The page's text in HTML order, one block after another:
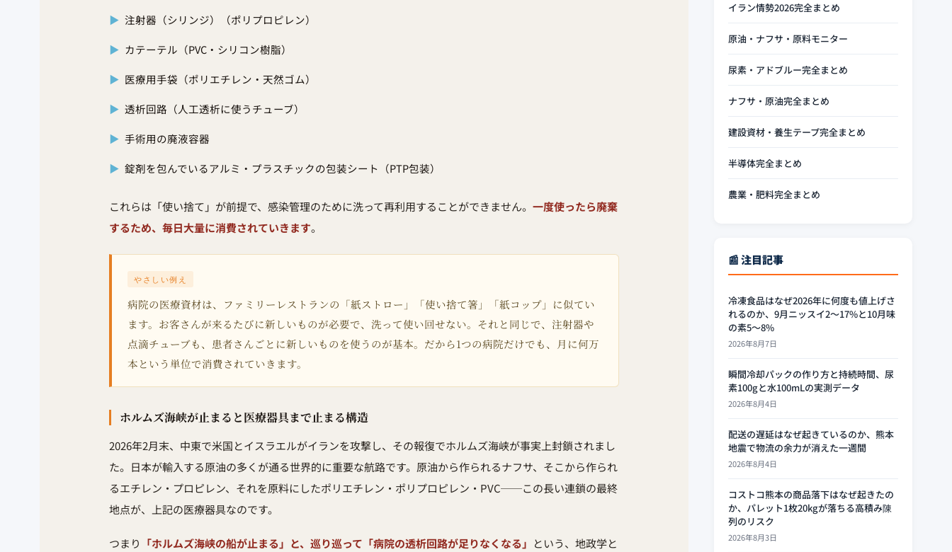
▶ 注射器（シリンジ）（ポリプロピレン）
▶ カテーテル（PVC・シリコン樹脂）
▶ 医療用手袋（ポリエチレン・天然ゴム）
▶ 透析回路（人工透析に使うチューブ）
▶ 手術用の廃液容器
▶ 錠剤を包んでいるアルミ・プラスチックの包装シート（PTP包装）
これらは「使い捨て」が前提で、感染管理のために洗って再利用することができません。 一度使ったら廃棄
するため、毎日大量に消費されていきます。
やさしい例え
病院の医療資材は、ファミリーレストランの「紙ストロー」「使い捨て箸」「紙コップ」に似てい
ます。お客さんが来るたびに新しいものが必要で、洗って使い回せない。それと同じで、注射器や
点滴チューブも、患者さんごとに新しいものを使うのが基本。だから1つの病院だけでも、月に何万
本という単位で消費されていきます。
ホルムズ海峡が止まると医療器具まで止まる構造
2026年2月末、中東で米国とイスラエルがイランを攻撃し、その報復でホルムズ海峡が事実上封鎖されまし
た。日本が輸入する原油の多くが通る世界的に重要な航路です。原油から作られるナフサ、そこから作られ
るエチレン・プロピレン、それを原料にしたポリエチレン・ポリプロピレン・PVC──この長い連鎖の最終
地点が、上記の医療器具なのです。
つまり 「ホルムズ海峡の船が止まる」と、巡り巡って「病院の透析回路が足りなくなる」 という、地政学と
イラン情勢2026完全まとめ
原油・ナフサ・原料モニター
尿素・アドブルー完全まとめ
ナフサ・原油完全まとめ
建設資材・養生テープ完全まとめ
半導体完全まとめ
農業・肥料完全まとめ
📰 注目記事
冷凍食品はなぜ2026年に何度も値上げさ
れるのか、9月ニッスイ2〜17%と10月味
の素5〜8%
2026年8月7日
瞬間冷却パックの作り方と持続時間、尿
素100gと水100mLの実測データ
2026年8月4日
配送の遅延はなぜ起きているのか、熊本
地震で物流の余力が消えた一週間
2026年8月4日
コストコ熊本の商品落下はなぜ起きたの
か、パレット1枚20kgが落ちる高積み陳
列のリスク
2026年8月3日